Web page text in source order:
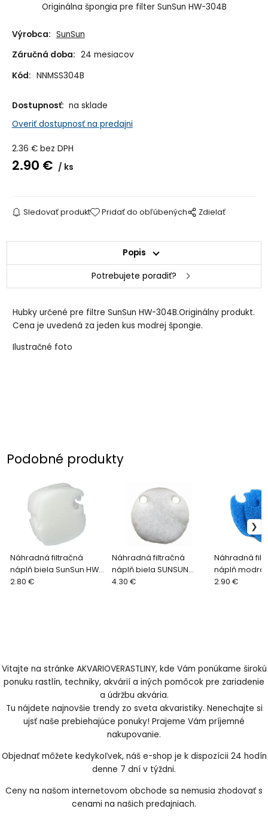
Originálna špongia pre filter SunSun HW-304B
Výrobca: SunSun
Záručná doba: 24 mesiacov
Kód: NNMSS304B
Dostupnosť: na sklade
Overiť dostupnosť na predajni
2.36 € bez DPH
2.90 € ks
Sledovať produkt Pridať do obľúbených Zdielať
Popis
Potrebujete poradiť?
Hubky určené pre filtre SunSun HW-304B.Originálny produkt.
Cena je uvedená za jeden kus modrej špongie.
Ilustračné foto
Podobné produkty
Náhradná filtračná
náplň biela SunSun HW-
3000 WHITE - 1ks
2.80 €
Náhradná filtračná
náplň biela SUNSUN
HW-5000 WHITE - 1ks
4.30 €
Náhradná
náplň modrá
HW-3000
2.90 €
Vitajte na stránke AKVARIOVERASTLINY, kde Vám ponúkame širokú
ponuku rastlín, techniky, akvárií a iných pomôcok pre zariadenie
a údržbu akvária.
Tu nájdete najnovšie trendy zo sveta akvaristiky. Nenechajte si
ujsť naše prebiehajúce ponuky! Prajeme Vám príjemné
nakupovanie.
Objednať môžete kedykoľvek, náš e-shop je k dispozícii 24 hodín
denne 7 dní v týždni.
Ceny na našom internetovom obchode sa nemusia zhodovať s
cenami na našich predajniach.